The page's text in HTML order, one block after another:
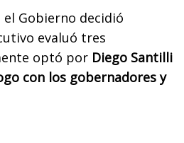
Gobierno decidió
evaluó tres
optó por Diego Santilli
con los gobernadores y